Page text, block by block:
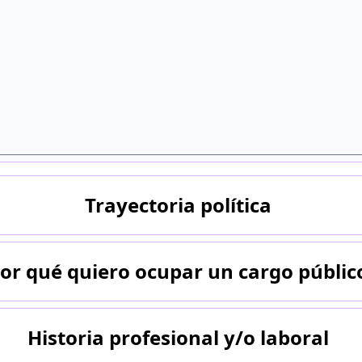
Trayectoria política
qué quiero ocupar un cargo
Historia profesional y/o laboral